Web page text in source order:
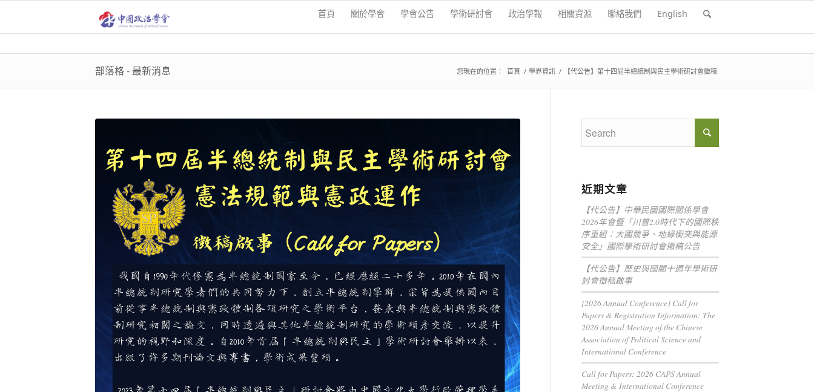
首頁 關於學會 學會公告 學術研討會 政治學報 相關資源 聯絡我們 English
部落格 - 最新消息 您現在的位置： 首頁 / 學界資訊 / 【代公告】第十四屆半總統制與民主學術研討會徵稿
近期文章
【代公告】中華民國國際關係學會
2026年會暨「川普2.0時代下的國際秩
序重組：大國競爭、地緣衝突與能源
安全」國際學術研討會徵稿公告
【代公告】歷史與國關十週年學術研
討會徵稿啟事
[2026 Annual Conference] Call for
Papers & Registration Information: The
2026 Annual Meeting of the Chinese
Association of Political Science and
International Conference
Call for Papers: 2026 CAPS Annual
Meeting & International Conference